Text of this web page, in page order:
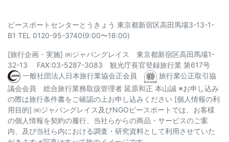
ピースボートセンターとうきょう 東京都新宿区高田馬場3-13-1-
B1 TEL 0120-95-3740(9:00〜18:00)
[旅行企画・実施] ㈱ジャパングレイス 東京都新宿区高田馬場1-
32-13 FAX:03-5287-3083 観光庁長官登録旅行業 第617号
一般社団法人日本旅行業協会正会員
旅行業公正取引協
議会会員 総合旅行業務取扱管理者 延原和正 本山誠 ※お申し込み
の際は旅行条件書をご確認の上お申し込みください [個人情報の利
用目的] ㈱ジャパングレイス及びNGOピースボートでは、お客様
の個人情報を契約の履行、当社らからの商品・サービスのご案
内、及び当社ら内における調査・研究資料として利用させていた